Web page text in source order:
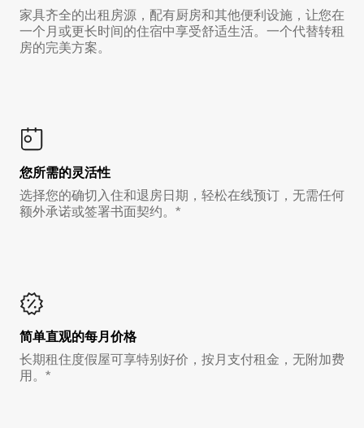
家具齐全的出租房源，配有厨房和其他便利设施，让您在
一个月或更长时间的住宿中享受舒适生活。一个代替转租
房的完美方案。
您所需的灵活性
选择您的确切入住和退房日期，轻松在线预订，无需任何
额外承诺或签署书面契约。*
简单直观的每月价格
长期租住度假屋可享特别好价，按月支付租金，无附加费
用。*